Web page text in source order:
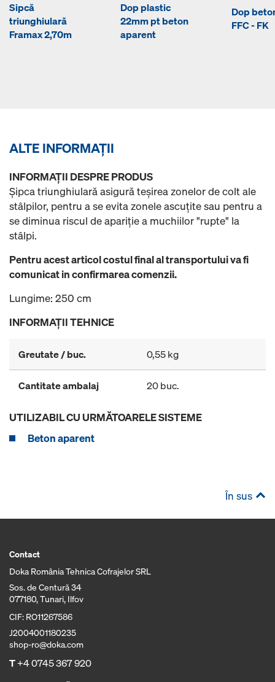
Sipcă
triunghiulară
Framax 2,70m
Dop plastic
22mm pt beton
aparent
Dop
FFC - FK
ALTE INFORMAŢII
INFORMAŢII DESPRE PRODUS
Șipca triunghiulară asigură teșirea zonelor de colt ale
stâlpilor, pentru a se evita zonele ascuțite sau pentru a
se diminua riscul de apariție a muchiilor "rupte" la
stâlpi.
Pentru acest articol costul final al transportului va fi
comunicat in confirmarea comenzii.
Lungime: 250 cm
INFORMAŢII TEHNICE
Greutate / buc. 0,55 kg
Cantitate ambalaj 20 buc.
UTILIZABIL CU URMĂTOARELE SISTEME
Beton aparent
În sus
Contact
Doka România Tehnica Cofrajelor SRL
Sos. de Centură 34
077180, Tunari, Ilfov
CIF: RO11267586
J2004001180235
shop-ro@doka.com
T+4 0745 367 920